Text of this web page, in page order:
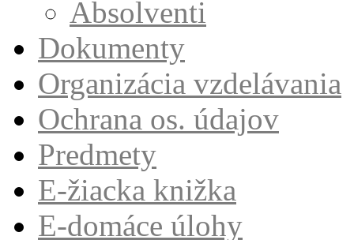
Absolventi
Dokumenty
Organizácia vzdelávania
Ochrana os. údajov
Predmety
E-žiacka knižka
E-domáce úlohy